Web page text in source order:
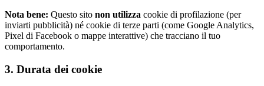
Nota bene: Questo sito non utilizza cookie di profilazione (per
inviarti pubblicità) né cookie di terze parti (come Google Analytics,
Pixel di Facebook o mappe interattive) che tracciano il tuo
comportamento.
3. Durata dei cookie